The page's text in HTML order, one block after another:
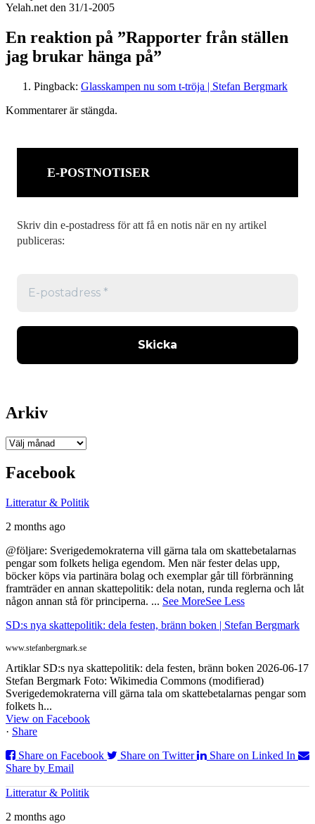
Yelah.net den 31/1-2005
En reaktion på ”Rapporter från ställen
jag brukar hänga på”
Pingback: Glasskampen nu som t-tröja | Stefan Bergmark
Kommentarer är stängda.
E-POSTNOTISER
Skriv din e-postadress för att få en notis när en ny artikel
publiceras:
Arkiv
Arkiv
Facebook
Litteratur & Politik
2 months ago
@följare: Sverigedemokraterna vill gärna tala om skattebetalarnas
pengar som folkets heliga egendom. Men när fester delas upp,
böcker köps via partinära bolag och exemplar går till förbränning
framträder en annan skattepolitik: dela notan, runda reglerna och låt
någon annan stå för principerna. ... See MoreSee Less
SD:s nya skattepolitik: dela festen, bränn boken | Stefan Bergmark
www.stefanbergmark.se
Artiklar SD:s nya skattepolitik: dela festen, bränn boken 2026-06-17
Stefan Bergmark Foto: Wikimedia Commons (modifierad)
Sverigedemokraterna vill gärna tala om skattebetalarnas pengar som
folkets h...
View on Facebook
· Share
Share on Facebook
Share on Twitter
Share on Linked In
Share by Email
Litteratur & Politik
2 months ago